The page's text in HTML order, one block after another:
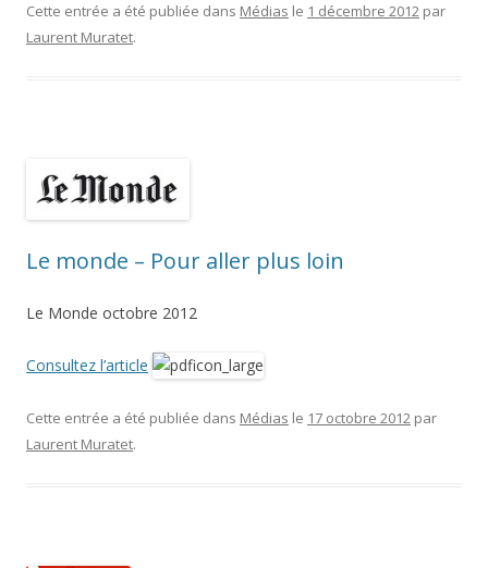
Cette entrée a été publiée dans Médias le 1 décembre 2012 par
Laurent Muratet.
Le monde – Pour aller plus loin
Le Monde octobre 2012
Consultez l’article
Cette entrée a été publiée dans Médias le 17 octobre 2012 par
Laurent Muratet.